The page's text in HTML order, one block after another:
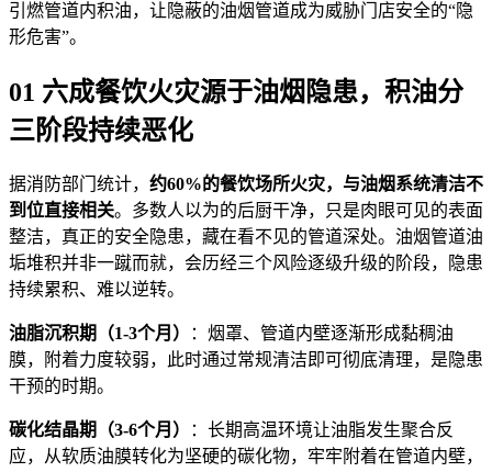
引燃管道内积油，让隐蔽的油烟管道成为威胁门店安全的“隐
形危害”。
01 六成餐饮火灾源于油烟隐患，积油分
三阶段持续恶化
据消防部门统计， 约60%的餐饮场所火灾，与油烟系统清洁不
到位直接相关。多数人以为的后厨干净，只是肉眼可见的表面
整洁，真正的安全隐患，藏在看不见的管道深处。油烟管道油
垢堆积并非一蹴而就，会历经三个风险逐级升级的阶段，隐患
持续累积、难以逆转。
油脂沉积期（1-3个月）
：烟罩、管道内壁逐渐形成黏稠油
膜，附着力度较弱，此时通过常规清洁即可彻底清理，是隐患
干预的时期。
碳化结晶期（3-6个月）
：长期高温环境让油脂发生聚合反
应，从软质油膜转化为坚硬的碳化物，牢牢附着在管道内壁，